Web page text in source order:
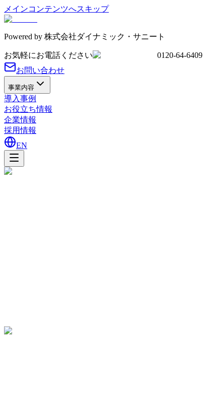
メインコンテンツへスキップ
Powered by 株式会社ダイナミック・サニート
お気軽にお電話ください
0120-64-6409
お問い合わせ
事業内容
導入事例
お役立ち情報
企業情報
採用情報
EN